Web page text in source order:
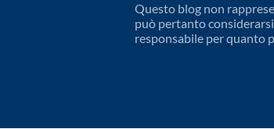
Questo blog non
può pertanto considerarsi
responsabile per quanto